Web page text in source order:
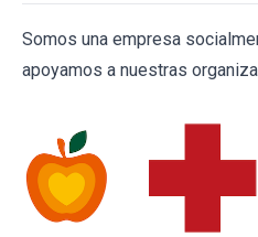
Somos una empresa
apoyamos a nuestras